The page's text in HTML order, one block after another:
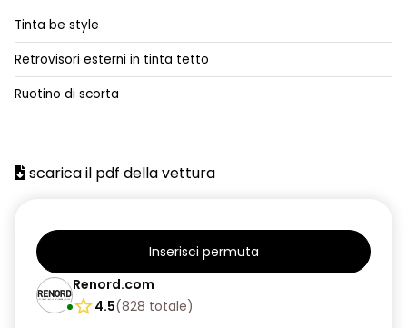
alzacristalli posteriori elettrici impulsionali
assistenza alla frenata d'emergenza
cartografia standard
climatizzatore automatico
criterio tecnico per tetto panoramico
design cerchi in lega da 18'' diamantati black hole
Tinta be style
Retrovisori esterni in tinta tetto
Ruotino di scorta
scarica il pdf della vettura
Inserisci permuta
Renord.com
4.5(828 totale)